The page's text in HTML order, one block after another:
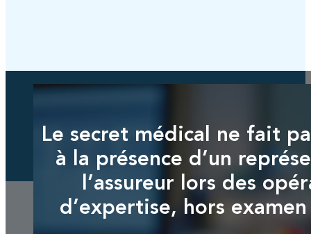
Le secret médical ne fait
à la présence d’un
l’assureur lors des
d’expertise, hors